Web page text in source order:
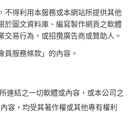
不得利用本服務或本網站所提供其他
於圖文資料庫、編寫製作網頁之軟體
交易行為，或招攬廣告商或贊助人。
員服務條款」的內容。
連結之一切軟體或內容，或本公司之
容，均受其著作權或其他專有權利